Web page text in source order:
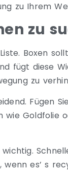
zu Ihrem
zu
Boxen
fügt diese
zu
Fügen
wie Goldfolie
wenn es’ s